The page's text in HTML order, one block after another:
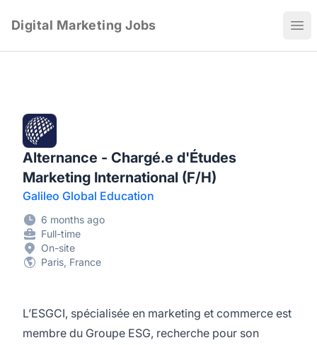
Digital Marketing Jobs
Alternance - Chargé.e d'Études
Marketing International (F/H)
Galileo Global Education
6 months ago
Full-time
On-site
Paris, France
L’ESGCI, spécialisée en marketing et commerce est
membre du Groupe ESG, recherche pour son